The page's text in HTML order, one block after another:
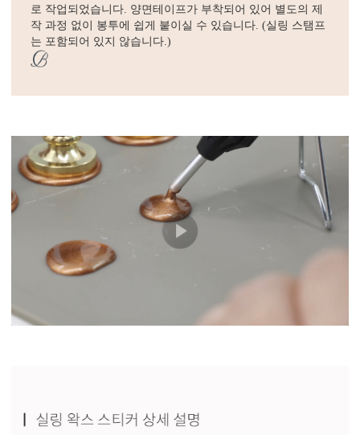
로 작업되었습니다. 양면테이프가 부착되어 있어 별도의 제
작 과정 없이 봉투에 쉽게 붙이실 수 있습니다. (실링 스탬프
는 포함되어 있지 않습니다.)